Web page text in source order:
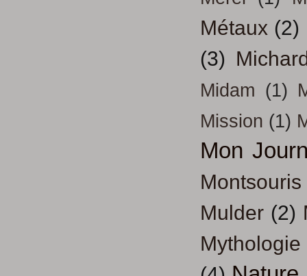
Métaux (2)
(3)
Midam (1)
Mission (1)
Mon
Montsouris
Mulder (2)
Mythologie